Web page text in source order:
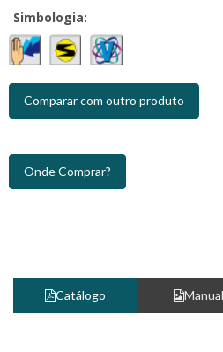
Simbologia:
Comparar com outro produto
Onde Comprar?
Catálogo Manual